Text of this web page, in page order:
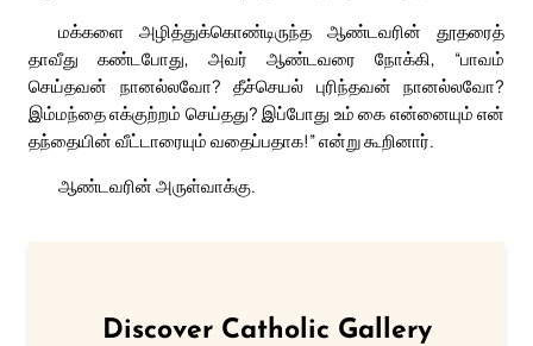
மக்களை அழித்துக்கொண்டிருந்த ஆண்டவரின் தூதரைத்
தாவீது கண்டபோது, அவர் ஆண்டவரை நோக்கி, “பாவம்
செய்தவன் நானல்லவோ? தீச்செயல் புரிந்தவன் நானல்லவோ?
இம்மந்தை எக்குற்றம் செய்தது? இப்போது உம் கை என்னையும் என்
தந்தையின் வீட்டாரையும் வதைப்பதாக!” என்று கூறினார்.
ஆண்டவரின் அருள்வாக்கு.
Discover Catholic Gallery